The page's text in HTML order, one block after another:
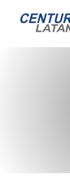
contenido